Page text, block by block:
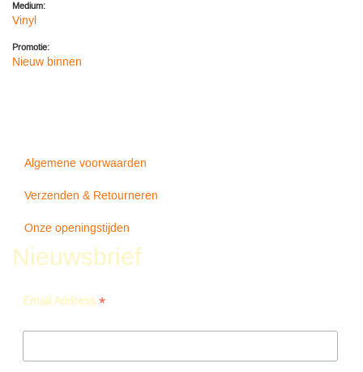
Medium:
Vinyl
Promotie:
Nieuw binnen
Algemene voorwaarden
Verzenden & Retourneren
Onze openingstijden
Nieuwsbrief
Email Address *